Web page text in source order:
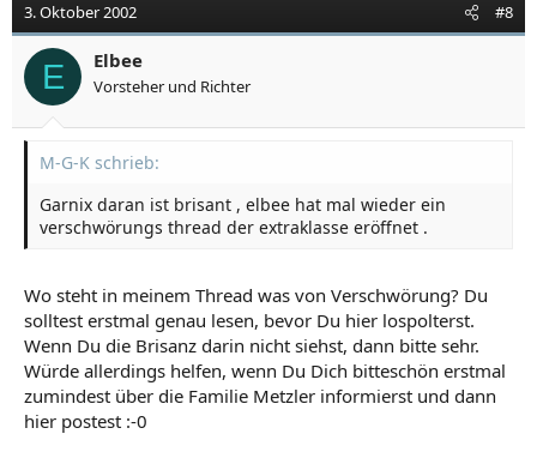
3. Oktober 2002 #8
E Elbee
Vorsteher und Richter
M-G-K schrieb:
Garnix daran ist brisant , elbee hat mal wieder ein
verschwörungs thread der extraklasse eröffnet .
Wo steht in meinem Thread was von Verschwörung? Du
solltest erstmal genau lesen, bevor Du hier lospolterst.
Wenn Du die Brisanz darin nicht siehst, dann bitte sehr.
Würde allerdings helfen, wenn Du Dich bitteschön erstmal
zumindest über die Familie Metzler informierst und dann
hier postest :-0